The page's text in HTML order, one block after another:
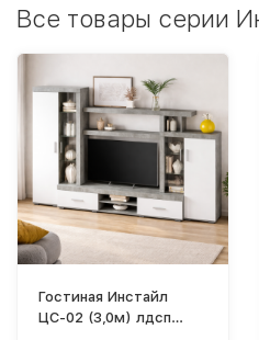
Все товары серии
Гостиная Инстайл
ЦС-02 (3,0м) лдсп